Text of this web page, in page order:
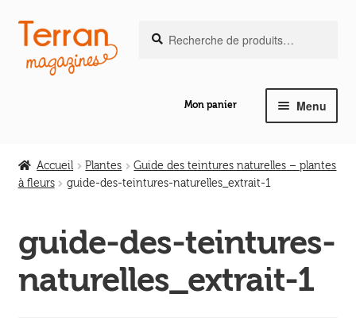
Aller
la
Aller
au
contenu
pour :
Mon panier Menu
le
menu
enfant
Les ouvrages
Ouvrir
menu
Accueil Plantes
Guide des teintures naturelles – plantes
à fleurs
guide-des-teintures-naturelles_extrait-1
guide-des-teintures-
naturelles_extrait-1